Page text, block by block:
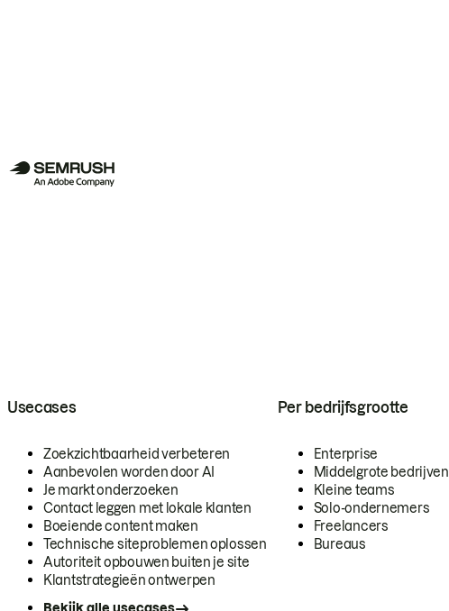
Usecases
Zoekzichtbaarheid verbeteren
Aanbevolen worden door AI
Je markt onderzoeken
Contact leggen met lokale klanten
Boeiende content maken
Technische siteproblemen oplossen
Autoriteit opbouwen buiten je site
Klantstrategieën ontwerpen
Per bedrijfsgrootte
Enterprise
Middelgrote bedrijven
Kleine teams
Solo-ondernemers
Freelancers
Bureaus